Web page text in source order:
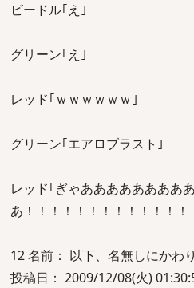
ビードル｢え｣
グリーン｢え｣
レッド｢ｗｗｗｗｗｗ｣
グリーン｢エアロブラスト｣
レッド｢ぎゃああああああああ
あ！！！！！！！！！！！！！
12 名前： 以下、名無しにかわ
投稿日： 2009/12/08(火)